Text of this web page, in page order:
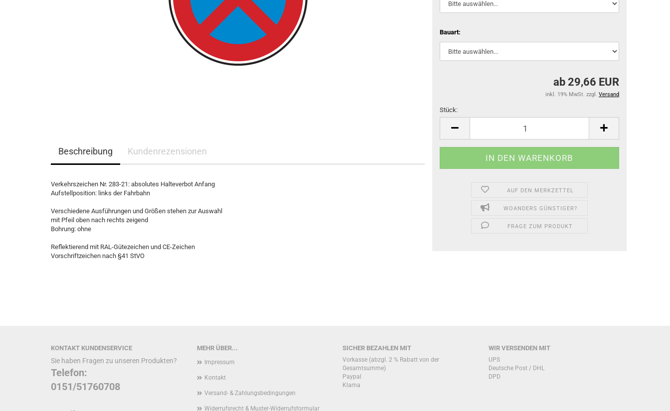
Bauart:
ab 29,66 EUR
inkl. 19% MwSt. zzgl. Versand
Stück:
Stück
AUF DEN MERKZETTEL
WOANDERS GÜNSTIGER?
FRAGE ZUM PRODUKT
Beschreibung Kundenrezensionen
Verkehrszeichen Nr. 283-21: absolutes Halteverbot Anfang
Aufstellposition: links der Fahrbahn
Verschiedene Ausführungen und Größen stehen zur Auswahl
mit Pfeil oben nach rechts zeigend
Bohrung: ohne
Reflektierend mit RAL-Gütezeichen und CE-Zeichen
Vorschriftzeichen nach §41 StVO
MEHR ÜBER...
Impressum
Kontakt
Versand- & Zahlungsbedingungen
Widerrufsrecht & Muster-Widerrufsformular
SICHER BEZAHLEN MIT
Vorkasse (abzgl. 2 % Rabatt von der
Gesamtsumme)
Paypal
Klarna
WIR VERSENDEN MIT
UPS
Deutsche Post / DHL
DPD
KONTAKT KUNDENSERVICE
Sie haben Fragen zu unseren Produkten?
Telefon:
0151/51760708